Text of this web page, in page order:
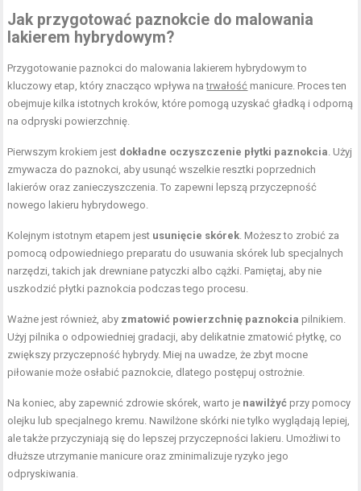
Jak przygotować paznokcie do malowania
lakierem hybrydowym?
Przygotowanie paznokci do malowania lakierem hybrydowym to
kluczowy etap, który znacząco wpływa natrwałość manicure. Proces ten
obejmuje kilka istotnych kroków, które pomogą uzyskać gładką i odporną
na odpryski powierzchnię.
Pierwszym krokiem jest dokładne oczyszczenie płytki paznokcia . Użyj
zmywacza do paznokci, aby usunąć wszelkie resztki poprzednich
lakierów oraz zanieczyszczenia. To zapewni lepszą przyczepność
nowego lakieru hybrydowego.
Kolejnym istotnym etapem jest usunięcie skórek . Możesz to zrobić za
pomocą odpowiedniego preparatu do usuwania skórek lub specjalnych
narzędzi, takich jak drewniane patyczki albo cążki. Pamiętaj, aby nie
uszkodzić płytki paznokcia podczas tego procesu.
Ważne jest również, aby zmatowić powierzchnię paznokcia pilnikiem.
Użyj pilnika o odpowiedniej gradacji, aby delikatnie zmatowić płytkę, co
zwiększy przyczepność hybrydy. Miej na uwadze, że zbyt mocne
piłowanie może osłabić paznokcie, dlatego postępuj ostrożnie.
Na koniec, aby zapewnić zdrowie skórek, warto je nawilżyć przy pomocy
olejku lub specjalnego kremu. Nawilżone skórki nie tylko wyglądają lepiej,
ale także przyczyniają się do lepszej przyczepności lakieru. Umożliwi to
dłuższe utrzymanie manicure oraz zminimalizuje ryzyko jego
odpryskiwania.